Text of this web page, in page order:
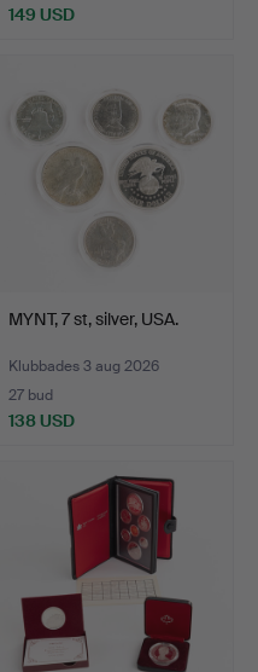
149 USD
MYNT, 7 st, silver, USA.
Klubbades 3 aug 2026
27 bud
138 USD